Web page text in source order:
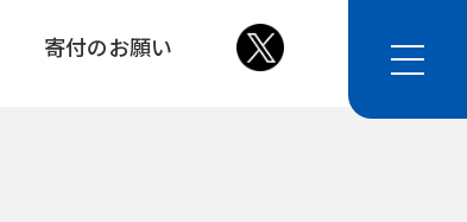
寄付のお願い